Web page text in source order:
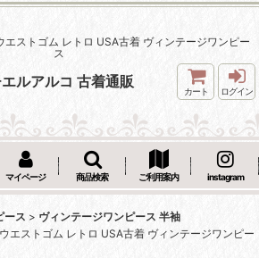
エストゴム レトロ USA古着 ヴィンテージワンピー
ス
エルアルコ 古着通販
カート ログイン
マイページ 商品検索 ご利用案内 instagram
ース > ヴィンテージワンピース 半袖
エストゴム レトロ USA古着 ヴィンテージワンピー